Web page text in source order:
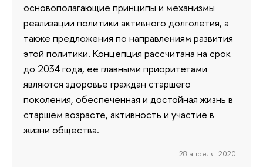
основополагающие принципы и механизмы
реализации политики активного долголетия, а
также предложения по направлениям развития
этой политики. Концепция рассчитана на срок
до 2034 года, ее главными приоритетами
являются здоровье граждан старшего
поколения, обеспеченная и достойная жизнь в
старшем возрасте, активность и участие в
жизни общества.
28 апреля 2020